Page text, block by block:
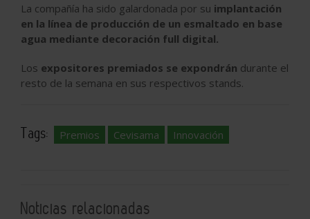
La compañía ha sido galardonada por su implantación
en la línea de producción de un esmaltado en base
agua mediante decoración full digital.
Los expositores premiados se expondrán durante el
resto de la semana en sus respectivos stands.
Tags: Premios Cevisama Innovación
Noticias relacionadas